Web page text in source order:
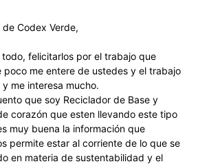
de Codex Verde,
todo, felicitarlos por el trabajo que
poco me entere de ustedes y el trabajo
me interesa mucho.
que soy Reciclador de Base y
corazón que esten llevando este tipo
muy buena la información que
permite estar al corriente de lo que se
en materia de sustentabilidad y el